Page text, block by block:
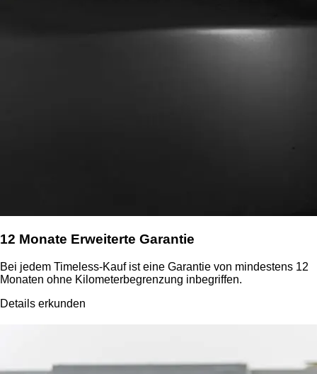
12 Monate Erweiterte Garantie
Bei jedem Timeless-Kauf ist eine Garantie von mindestens 12
Monaten ohne Kilometerbegrenzung inbegriffen.
Details erkunden